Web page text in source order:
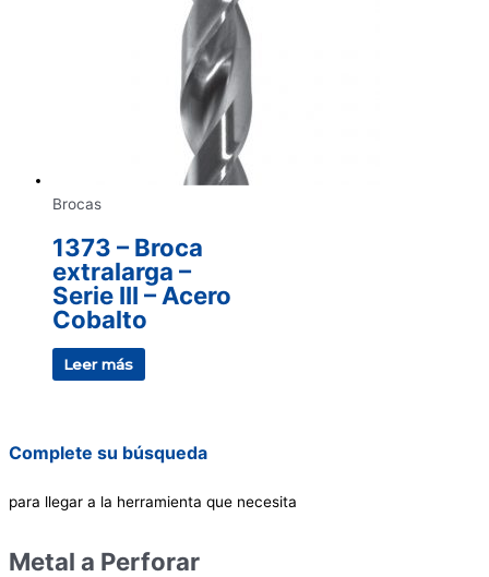
Brocas
1373 – Broca
extralarga –
Serie III – Acero
Cobalto
Leer más
Complete su búsqueda
para llegar a la herramienta que necesita
Metal a Perforar